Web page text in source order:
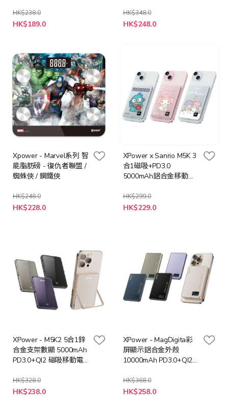
HK$238.0
特
殊
HK$189.0
HK$348.0
特
殊
HK$248.0
Xpower - Marvel系列 智
能脂肪磅 - 復仇者聯盟 /
蜘蛛俠 / 鋼鐵俠
HK$248.0
HK$228.0
XPower x Sanrio M5K 3
合1磁吸+PD3.0
5000mAh鋁合金移動電
HK$299.0
HK$229.0
XPower - M5K2 5合1鋅
合金支架數顯 5000mAh
PD3.0+QI2 磁吸移動電
HK$328.0
HK$238.0
XPower - MagDigita彩
屏顯示鋁合金外殼
10000mAh PD3.0+QI2
擇]
HK$368.0
HK$258.0